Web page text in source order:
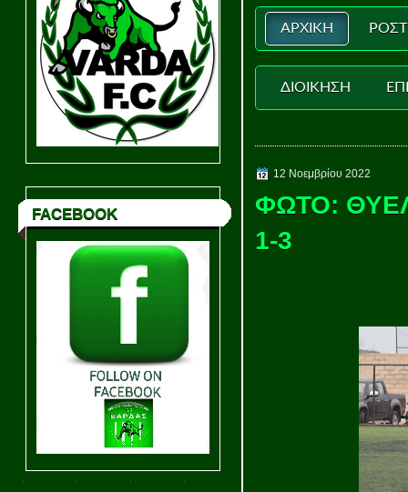
FACEBOOK
ΑΡΧΙΚΗ
ΔΙΟΙΚΗΣΗ
12 Νοεμβρίου 2022
ΦΩΤΟ:
1-3